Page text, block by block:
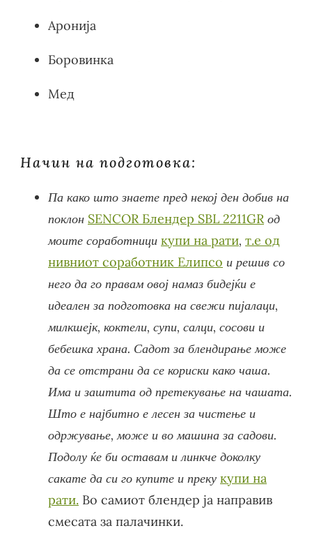
Аронија
Боровинка
Мед
Начин на подготовка:
Па како што знаете пред некој ден добив на
поклон SENCOR Блендер SBL 2211GRод
моите соработници купи на рати, т.е од
нивниот соработник Елипсо и решив со
него да го правам овој намаз бидејќи е
идеален за подготовка на свежи пијалаци,
милкшејк, коктели, супи, салци, сосови и
бебешка храна. Садот за блендирање може
да се отстрани да се кориски како чаша.
Има и заштита од претекување на чашата.
Што е најбитно е лесен за чистење и
одржување, може и во машина за садови.
Подолу ќе би оставам и линкче доколку
сакате да си го купите и преку купи на
рати. Во самиот блендер ја направив
смесата за палачинки.